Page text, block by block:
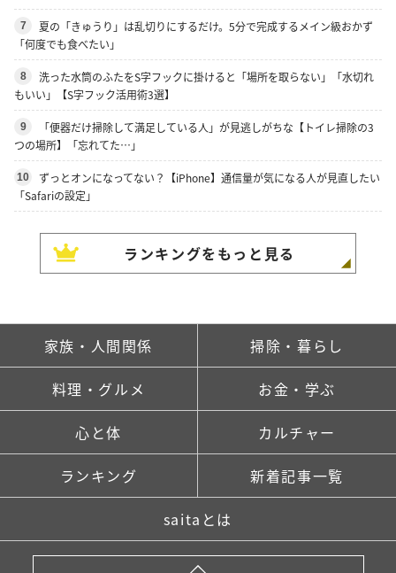
7
夏の「きゅうり」は乱切りにするだけ。5分で完成するメイン級おかず
「何度でも食べたい」
8
洗った水筒のふたをS字フックに掛けると「場所を取らない」「水切れ
もいい」【S字フック活用術3選】
9
「便器だけ掃除して満足している人」が見逃しがちな【トイレ掃除の3
つの場所】「忘れてた…」
10
ずっとオンになってない？【iPhone】通信量が気になる人が見直したい
「Safariの設定」
ランキングをもっと見る
家族・人間関係 掃除・暮らし
料理・グルメ お金・学ぶ
心と体 カルチャー
ランキング 新着記事一覧
saitaとは